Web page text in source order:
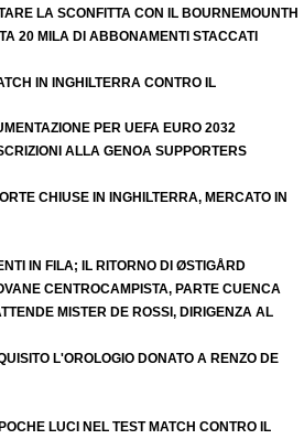
LA SCONFITTA CON IL BOURNEMOUNTH
20 MILA DI ABBONAMENTI STACCATI
IN INGHILTERRA CONTRO IL
PER UEFA EURO 2032
ALLA GENOA SUPPORTERS
CHIUSE IN INGHILTERRA, MERCATO IN
IN FILA; IL RITORNO DI ØSTIGÅRD
CENTROCAMPISTA, PARTE CUENCA
MISTER DE ROSSI, DIRIGENZA AL
L'OROLOGIO DONATO A RENZO DE
LUCI NEL TEST MATCH CONTRO IL